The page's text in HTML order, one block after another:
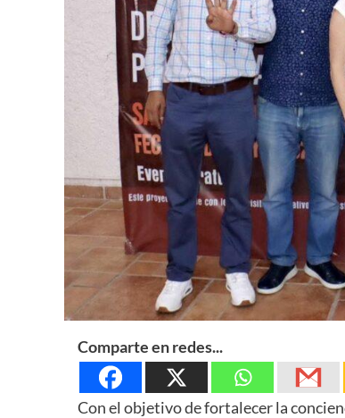
Comparte en redes...
Con el objetivo de fortalecer la